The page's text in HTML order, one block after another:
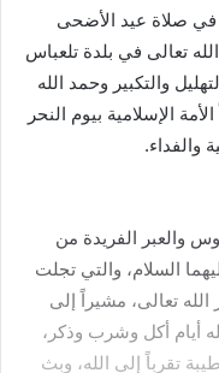
في صلاة عيد الأضحى
تعالى في بلدة تلعباس
والتكبير وحمد الله
الإسلامية بيوم النحر
والفداء.
والعبر الفريدة من
السلام، والتي تجلت
تعالى، مشيراً إلى
أيام أكل وشرب وذكر،
تقرباً إلى الله، وبث